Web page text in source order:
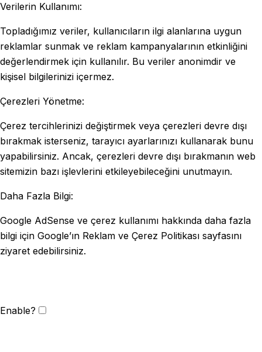
Verilerin Kullanımı:
Topladığımız veriler, kullanıcıların ilgi alanlarına uygun
reklamlar sunmak ve reklam kampanyalarının etkinliğini
değerlendirmek için kullanılır. Bu veriler anonimdir ve
kişisel bilgilerinizi içermez.
Çerezleri Yönetme:
Çerez tercihlerinizi değiştirmek veya çerezleri devre dışı
bırakmak isterseniz, tarayıcı ayarlarınızı kullanarak bunu
yapabilirsiniz. Ancak, çerezleri devre dışı bırakmanın web
sitemizin bazı işlevlerini etkileyebileceğini unutmayın.
Daha Fazla Bilgi:
Google AdSense ve çerez kullanımı hakkında daha fazla
bilgi için Google’ın Reklam ve Çerez Politikası sayfasını
ziyaret edebilirsiniz.
Enable?